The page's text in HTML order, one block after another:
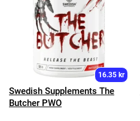
16.35 kr
Swedish Supplements The
Butcher PWO